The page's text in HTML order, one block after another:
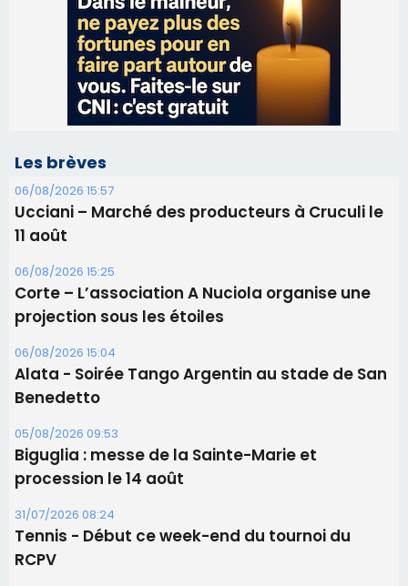
Les brèves
06/08/2026 15:57
Ucciani – Marché des producteurs à Cruculi le
11 août
06/08/2026 15:25
Corte – L’association A Nuciola organise une
projection sous les étoiles
06/08/2026 15:04
Alata - Soirée Tango Argentin au stade de San
Benedetto
05/08/2026 09:53
Biguglia : messe de la Sainte-Marie et
procession le 14 août
31/07/2026 08:24
Tennis - Début ce week-end du tournoi du
RCPV